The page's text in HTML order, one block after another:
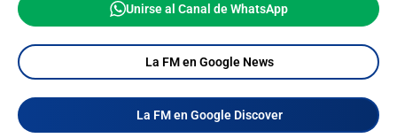
Unirse al Canal de WhatsApp
La FM en Google News
La FM en Google Discover